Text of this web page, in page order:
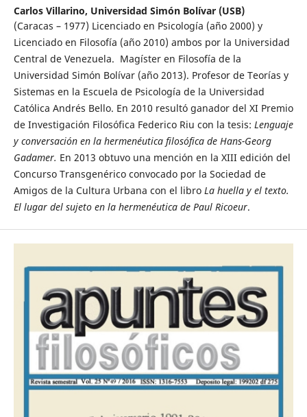
Carlos Villarino, Universidad Simón Bolívar (USB)
(Caracas – 1977) Licenciado en Psicología (año 2000) y
Licenciado en Filosofía (año 2010) ambos por la Universidad
Central de Venezuela. Magíster en Filosofía de la
Universidad Simón Bolívar (año 2013). Profesor de Teorías y
Sistemas en la Escuela de Psicología de la Universidad
Católica Andrés Bello. En 2010 resultó ganador del XI Premio
de Investigación Filosófica Federico Riu con la tesis: Lenguaje
y conversación en la hermenéutica filosófica de Hans-Georg
Gadamer. En 2013 obtuvo una mención en la XIII edición del
Concurso Transgenérico convocado por la Sociedad de
Amigos de la Cultura Urbana con el libro La huella y el texto.
El lugar del sujeto en la hermenéutica de Paul Ricoeur.